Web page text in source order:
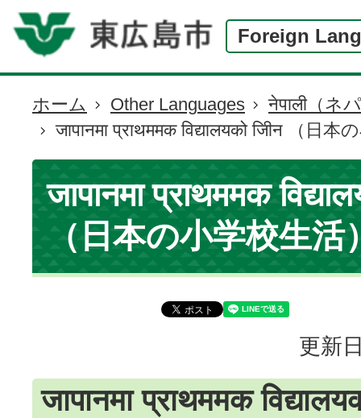
Foreign
現
在
の
位
置
ホーム Other Languages
नेपाली（ネ
जापानमा प्राथममक विद्यालयको जीिन （日
जापानमा प्राथममक
（日本の小学校生活
更新
जापानमा प्राथममक